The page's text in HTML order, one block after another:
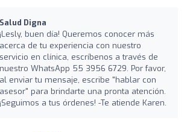
Salud Digna
¡Lesly, buen día! Queremos conocer más
acerca de tu experiencia con nuestro
servicio en clínica, escríbenos a través de
nuestro WhatsApp 55 3956 6729. Por favor,
al enviar tu mensaje, escribe "hablar con
asesor" para brindarte una pronta atención.
¡Seguimos a tus órdenes! -Te atiende Karen.